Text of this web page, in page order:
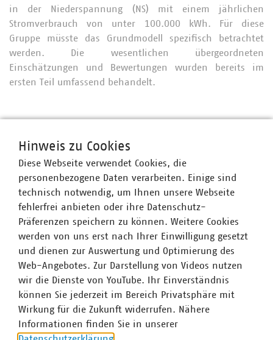
in der Niederspannung (NS) mit einem jährlichen
Stromverbrauch von unter 100.000 kWh. Für diese
Gruppe müsste das Grundmodell spezifisch betrachtet
werden. Die wesentlichen übergeordneten
Einschätzungen und Bewertungen wurden bereits im
ersten Teil umfassend behandelt.
Hinweis zu Cookies
Diese Webseite verwendet Cookies, die
personenbezogene Daten verarbeiten. Einige sind
technisch notwendig, um Ihnen unsere Webseite
fehlerfrei anbieten oder ihre Datenschutz-
Präferenzen speichern zu können. Weitere Cookies
werden von uns erst nach Ihrer Einwilligung gesetzt
und dienen zur Auswertung und Optimierung des
Web-Angebotes. Zur Darstellung von Videos nutzen
wir die Dienste von YouTube. Ihr Einverständnis
können Sie jederzeit im Bereich Privatsphäre mit
Wirkung für die Zukunft widerrufen. Nähere
Informationen finden Sie in unserer